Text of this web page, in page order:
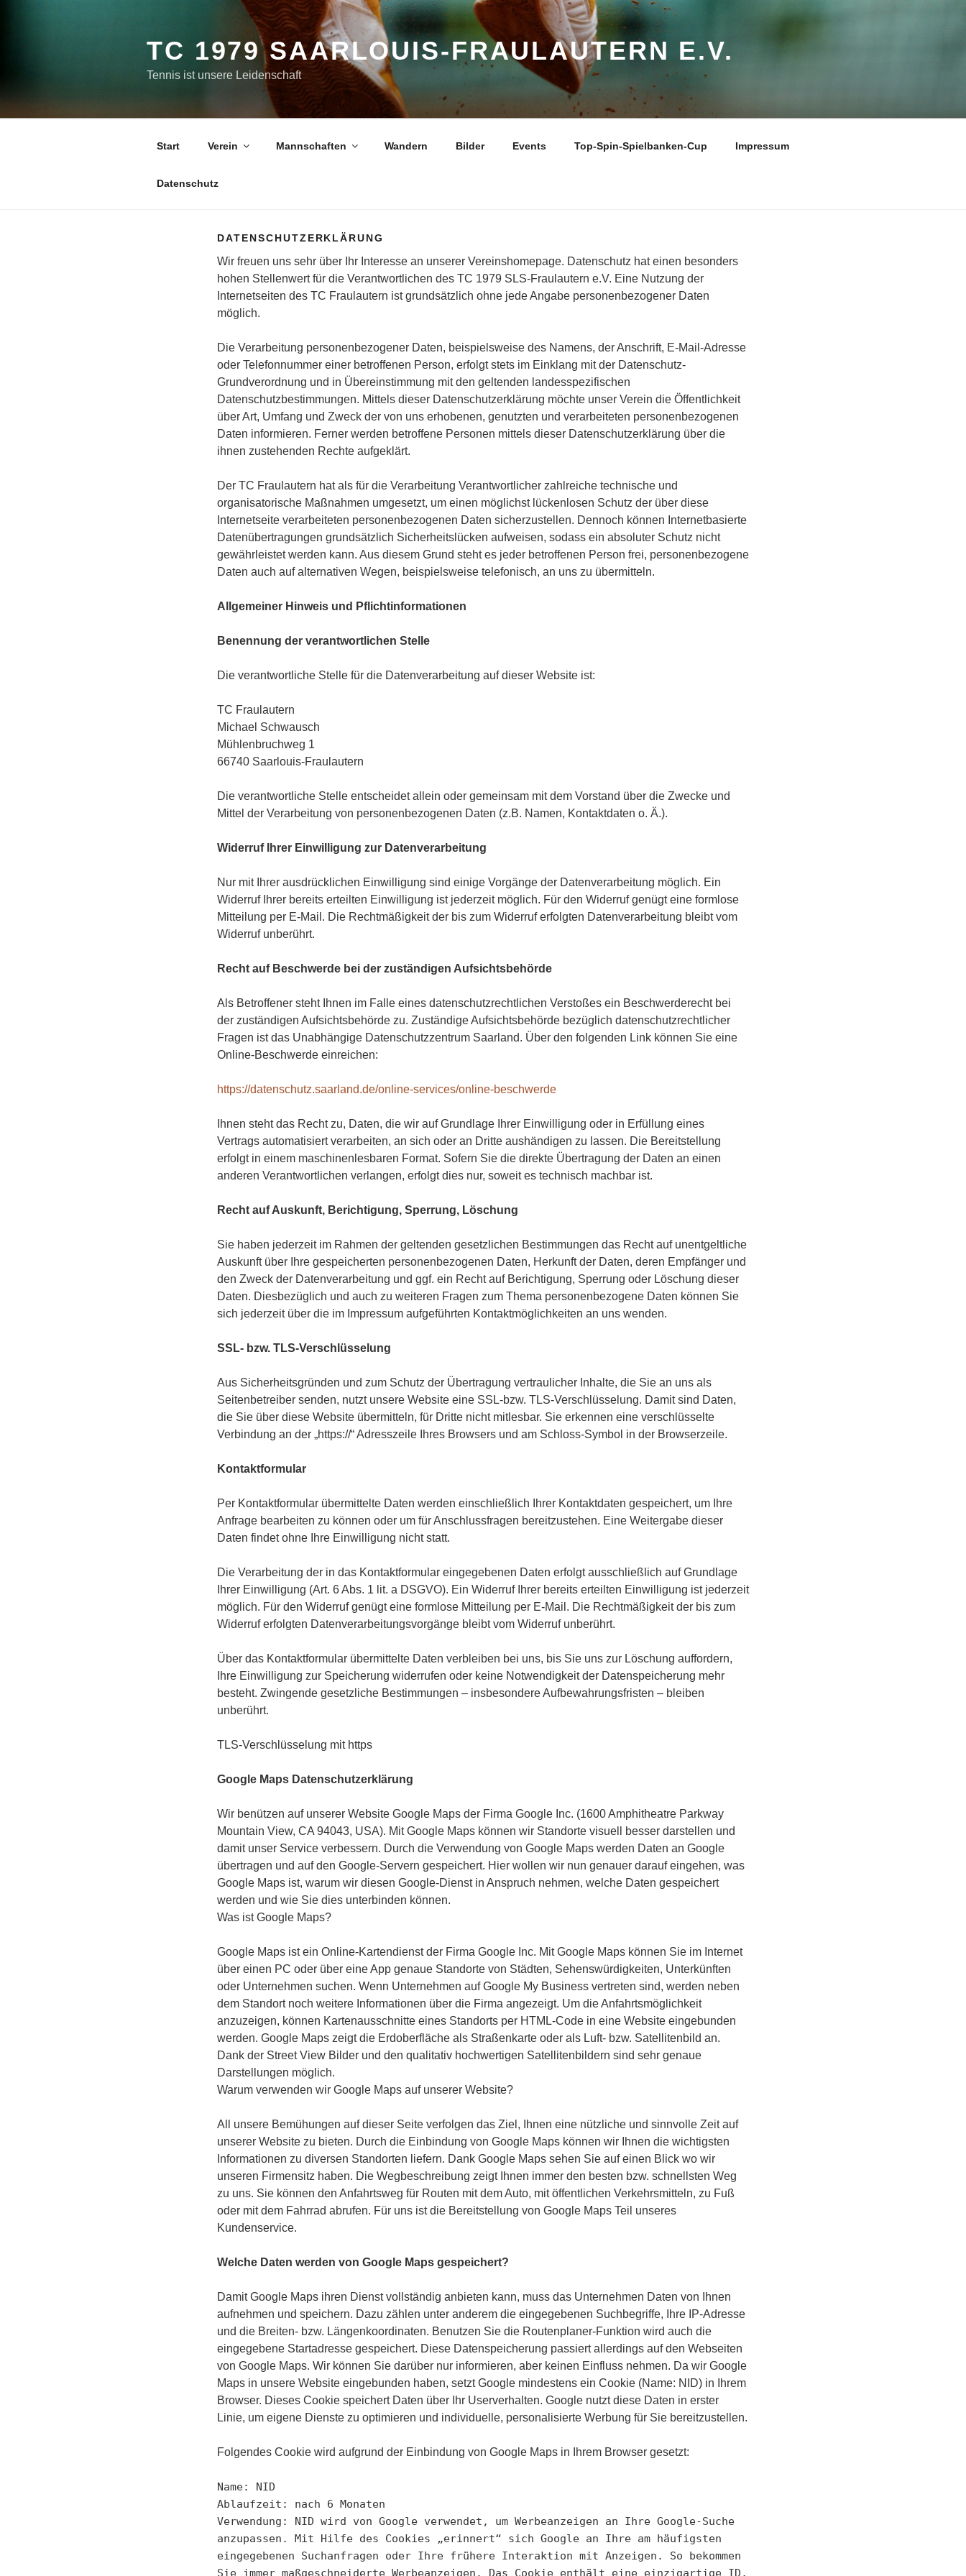
TC 1979 SAARLOUIS-FRAULAUTERN E.V.
Tennis ist unsere Leidenschaft
Start Verein Mannschaften Wandern Bilder Events Top-Spin-Spielbanken-Cup Impressum
Datenschutz
DATENSCHUTZERKLÄRUNG
Wir freuen uns sehr über Ihr Interesse an unserer Vereinshomepage. Datenschutz hat einen besonders
hohen Stellenwert für die Verantwortlichen des TC 1979 SLS-Fraulautern e.V. Eine Nutzung der
Internetseiten des TC Fraulautern ist grundsätzlich ohne jede Angabe personenbezogener Daten
möglich.
Die Verarbeitung personenbezogener Daten, beispielsweise des Namens, der Anschrift, E-Mail-Adresse
oder Telefonnummer einer betroffenen Person, erfolgt stets im Einklang mit der Datenschutz-
Grundverordnung und in Übereinstimmung mit den geltenden landesspezifischen
Datenschutzbestimmungen. Mittels dieser Datenschutzerklärung möchte unser Verein die Öffentlichkeit
über Art, Umfang und Zweck der von uns erhobenen, genutzten und verarbeiteten personenbezogenen
Daten informieren. Ferner werden betroffene Personen mittels dieser Datenschutzerklärung über die
ihnen zustehenden Rechte aufgeklärt.
Der TC Fraulautern hat als für die Verarbeitung Verantwortlicher zahlreiche technische und
organisatorische Maßnahmen umgesetzt, um einen möglichst lückenlosen Schutz der über diese
Internetseite verarbeiteten personenbezogenen Daten sicherzustellen. Dennoch können Internetbasierte
Datenübertragungen grundsätzlich Sicherheitslücken aufweisen, sodass ein absoluter Schutz nicht
gewährleistet werden kann. Aus diesem Grund steht es jeder betroffenen Person frei, personenbezogene
Daten auch auf alternativen Wegen, beispielsweise telefonisch, an uns zu übermitteln.
Allgemeiner Hinweis und Pflichtinformationen
Benennung der verantwortlichen Stelle
Die verantwortliche Stelle für die Datenverarbeitung auf dieser Website ist:
TC Fraulautern
Michael Schwausch
Mühlenbruchweg 1
66740 Saarlouis-Fraulautern
Die verantwortliche Stelle entscheidet allein oder gemeinsam mit dem Vorstand über die Zwecke und
Mittel der Verarbeitung von personenbezogenen Daten (z.B. Namen, Kontaktdaten o. Ä.).
Widerruf Ihrer Einwilligung zur Datenverarbeitung
Nur mit Ihrer ausdrücklichen Einwilligung sind einige Vorgänge der Datenverarbeitung möglich. Ein
Widerruf Ihrer bereits erteilten Einwilligung ist jederzeit möglich. Für den Widerruf genügt eine formlose
Mitteilung per E-Mail. Die Rechtmäßigkeit der bis zum Widerruf erfolgten Datenverarbeitung bleibt vom
Widerruf unberührt.
Recht auf Beschwerde bei der zuständigen Aufsichtsbehörde
Als Betroffener steht Ihnen im Falle eines datenschutzrechtlichen Verstoßes ein Beschwerderecht bei
der zuständigen Aufsichtsbehörde zu. Zuständige Aufsichtsbehörde bezüglich datenschutzrechtlicher
Fragen ist das Unabhängige Datenschutzzentrum Saarland. Über den folgenden Link können Sie eine
Online-Beschwerde einreichen:
https://datenschutz.saarland.de/online-services/online-beschwerde
Ihnen steht das Recht zu, Daten, die wir auf Grundlage Ihrer Einwilligung oder in Erfüllung eines
Vertrags automatisiert verarbeiten, an sich oder an Dritte aushändigen zu lassen. Die Bereitstellung
erfolgt in einem maschinenlesbaren Format. Sofern Sie die direkte Übertragung der Daten an einen
anderen Verantwortlichen verlangen, erfolgt dies nur, soweit es technisch machbar ist.
Recht auf Auskunft, Berichtigung, Sperrung, Löschung
Sie haben jederzeit im Rahmen der geltenden gesetzlichen Bestimmungen das Recht auf unentgeltliche
Auskunft über Ihre gespeicherten personenbezogenen Daten, Herkunft der Daten, deren Empfänger und
den Zweck der Datenverarbeitung und ggf. ein Recht auf Berichtigung, Sperrung oder Löschung dieser
Daten. Diesbezüglich und auch zu weiteren Fragen zum Thema personenbezogene Daten können Sie
sich jederzeit über die im Impressum aufgeführten Kontaktmöglichkeiten an uns wenden.
SSL- bzw. TLS-Verschlüsselung
Aus Sicherheitsgründen und zum Schutz der Übertragung vertraulicher Inhalte, die Sie an uns als
Seitenbetreiber senden, nutzt unsere Website eine SSL-bzw. TLS-Verschlüsselung. Damit sind Daten,
die Sie über diese Website übermitteln, für Dritte nicht mitlesbar. Sie erkennen eine verschlüsselte
Verbindung an der „https://“ Adresszeile Ihres Browsers und am Schloss-Symbol in der Browserzeile.
Kontaktformular
Per Kontaktformular übermittelte Daten werden einschließlich Ihrer Kontaktdaten gespeichert, um Ihre
Anfrage bearbeiten zu können oder um für Anschlussfragen bereitzustehen. Eine Weitergabe dieser
Daten findet ohne Ihre Einwilligung nicht statt.
Die Verarbeitung der in das Kontaktformular eingegebenen Daten erfolgt ausschließlich auf Grundlage
Ihrer Einwilligung (Art. 6 Abs. 1 lit. a DSGVO). Ein Widerruf Ihrer bereits erteilten Einwilligung ist jederzeit
möglich. Für den Widerruf genügt eine formlose Mitteilung per E-Mail. Die Rechtmäßigkeit der bis zum
Widerruf erfolgten Datenverarbeitungsvorgänge bleibt vom Widerruf unberührt.
Über das Kontaktformular übermittelte Daten verbleiben bei uns, bis Sie uns zur Löschung auffordern,
Ihre Einwilligung zur Speicherung widerrufen oder keine Notwendigkeit der Datenspeicherung mehr
besteht. Zwingende gesetzliche Bestimmungen – insbesondere Aufbewahrungsfristen – bleiben
unberührt.
TLS-Verschlüsselung mit https
Google Maps Datenschutzerklärung
Wir benützen auf unserer Website Google Maps der Firma Google Inc. (1600 Amphitheatre Parkway
Mountain View, CA 94043, USA). Mit Google Maps können wir Standorte visuell besser darstellen und
damit unser Service verbessern. Durch die Verwendung von Google Maps werden Daten an Google
übertragen und auf den Google-Servern gespeichert. Hier wollen wir nun genauer darauf eingehen, was
Google Maps ist, warum wir diesen Google-Dienst in Anspruch nehmen, welche Daten gespeichert
werden und wie Sie dies unterbinden können.
Was ist Google Maps?
Google Maps ist ein Online-Kartendienst der Firma Google Inc. Mit Google Maps können Sie im Internet
über einen PC oder über eine App genaue Standorte von Städten, Sehenswürdigkeiten, Unterkünften
oder Unternehmen suchen. Wenn Unternehmen auf Google My Business vertreten sind, werden neben
dem Standort noch weitere Informationen über die Firma angezeigt. Um die Anfahrtsmöglichkeit
anzuzeigen, können Kartenausschnitte eines Standorts per HTML-Code in eine Website eingebunden
werden. Google Maps zeigt die Erdoberfläche als Straßenkarte oder als Luft- bzw. Satellitenbild an.
Dank der Street View Bilder und den qualitativ hochwertigen Satellitenbildern sind sehr genaue
Darstellungen möglich.
Warum verwenden wir Google Maps auf unserer Website?
All unsere Bemühungen auf dieser Seite verfolgen das Ziel, Ihnen eine nützliche und sinnvolle Zeit auf
unserer Website zu bieten. Durch die Einbindung von Google Maps können wir Ihnen die wichtigsten
Informationen zu diversen Standorten liefern. Dank Google Maps sehen Sie auf einen Blick wo wir
unseren Firmensitz haben. Die Wegbeschreibung zeigt Ihnen immer den besten bzw. schnellsten Weg
zu uns. Sie können den Anfahrtsweg für Routen mit dem Auto, mit öffentlichen Verkehrsmitteln, zu Fuß
oder mit dem Fahrrad abrufen. Für uns ist die Bereitstellung von Google Maps Teil unseres
Kundenservice.
Welche Daten werden von Google Maps gespeichert?
Damit Google Maps ihren Dienst vollständig anbieten kann, muss das Unternehmen Daten von Ihnen
aufnehmen und speichern. Dazu zählen unter anderem die eingegebenen Suchbegriffe, Ihre IP-Adresse
und die Breiten- bzw. Längenkoordinaten. Benutzen Sie die Routenplaner-Funktion wird auch die
eingegebene Startadresse gespeichert. Diese Datenspeicherung passiert allerdings auf den Webseiten
von Google Maps. Wir können Sie darüber nur informieren, aber keinen Einfluss nehmen. Da wir Google
Maps in unsere Website eingebunden haben, setzt Google mindestens ein Cookie (Name: NID) in Ihrem
Browser. Dieses Cookie speichert Daten über Ihr Userverhalten. Google nutzt diese Daten in erster
Linie, um eigene Dienste zu optimieren und individuelle, personalisierte Werbung für Sie bereitzustellen.
Folgendes Cookie wird aufgrund der Einbindung von Google Maps in Ihrem Browser gesetzt:
Name: NID
Ablaufzeit: nach 6 Monaten
Verwendung: NID wird von Google verwendet, um Werbeanzeigen an Ihre Google-Suche
anzupassen. Mit Hilfe des Cookies „erinnert“ sich Google an Ihre am häufigsten
eingegebenen Suchanfragen oder Ihre frühere Interaktion mit Anzeigen. So bekommen
Sie immer maßgeschneiderte Werbeanzeigen. Das Cookie enthält eine einzigartige ID,